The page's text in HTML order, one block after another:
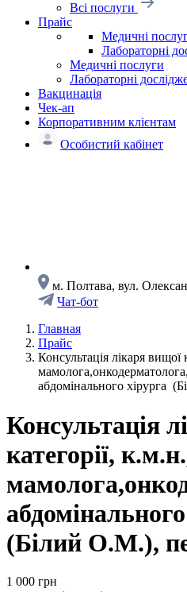
Всі послуги
Прайс
Медичні
Лабораторні
Медичні послуги
Лабораторні
Вакцинація
Чек-ап
Корпоративним клієнтам
Особистий кабінет
м. Полтава, вул.
Чат-бот
Главная
Прайс
Консультація лікаря вищої
абдомінального хірурга
Консультація
категорії,
(Білий О.М.),
1 000 грн